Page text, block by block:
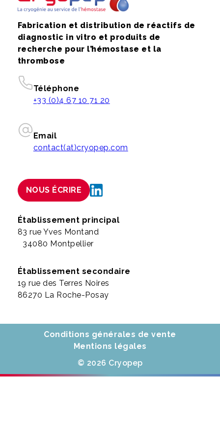
Fabrication et distribution de réactifs de
diagnostic in vitro et produits de
recherche pour l’hémostase et la
thrombose
Téléphone
+33 (0)4 67 10 71 20
Email
contact(at)cryopep.com
NOUS ÉCRIRE
Établissement principal
83 rue Yves Montand
34080 Montpellier
Établissement secondaire
19 rue des Terres Noires
86270 La Roche-Posay
Conditions générales de vente
Mentions légales
© 2026 Cryopep